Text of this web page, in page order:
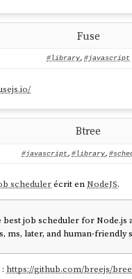
Fuse
#library, #javascript
Btree
#javascript, #library,
schedulerécrit enNodeJS.
best job scheduler for Node.js
ms, later, and human-friendly
:https://github.com/breejs/bree